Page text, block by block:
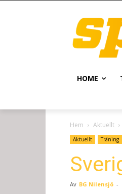
HOME
Hem Aktuellt
Aktuellt Träning
Av BG Nilensjö -